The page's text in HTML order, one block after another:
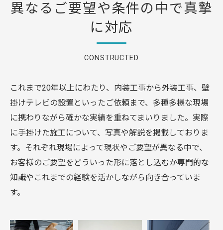
異なるご要望や条件の中で真摯
に対応
CONSTRUCTED
これまで20年以上にわたり、内装工事から外装工事、壁
掛けテレビの設置といったご依頼まで、多種多様な現場
に携わりながら確かな実績を重ねてまいりました。実際
に手掛けた施工について、写真や解説を掲載しておりま
す。それぞれ現場によって現状やご要望が異なる中で、
お客様のご要望をどういった形に落とし込むか専門的な
知識やこれまでの経験を活かしながら向き合っていま
す。